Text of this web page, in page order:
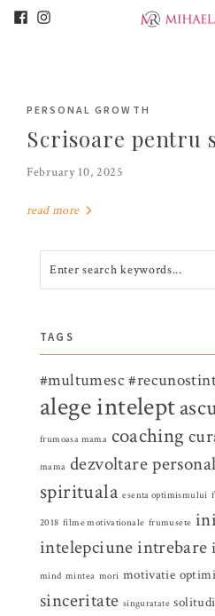
PERSONAL GROWTH
Scrisoare pentru
February 10, 2025
read more
TAGS
#multumesc
alege intelept
frumoasa mama coaching
mama dezvoltare
spirituala esenta optimismului
2018 filme motivationale frumusete
intelepciuneintrebare
mind mintea mori motivatie
sinceritate singuratate